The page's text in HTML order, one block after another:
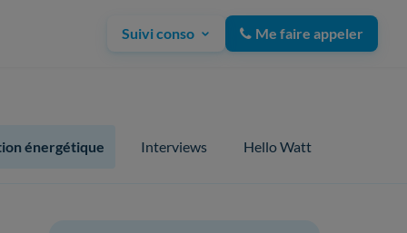
Suivi conso Me faire appeler
énergétique Interviews Hello Watt